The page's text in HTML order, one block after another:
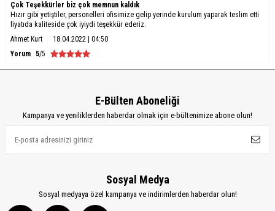
Çok Teşekkürler biz çok memnun kaldık
Hızır gibi yetiştiler, personelleri ofisimize gelip yerinde kurulum yaparak teslim etti
fiyatıda kaliteside çok iyiydi teşekkür ederiz.
Ahmet Kurt
18.04.2022 | 04:50
Yorum 5/5
E-Bülten Aboneliği
Kampanya ve yeniliklerden haberdar olmak için e-bültenimize abone olun!
Sosyal Medya
Sosyal medyaya özel kampanya ve indirimlerden haberdar olun!